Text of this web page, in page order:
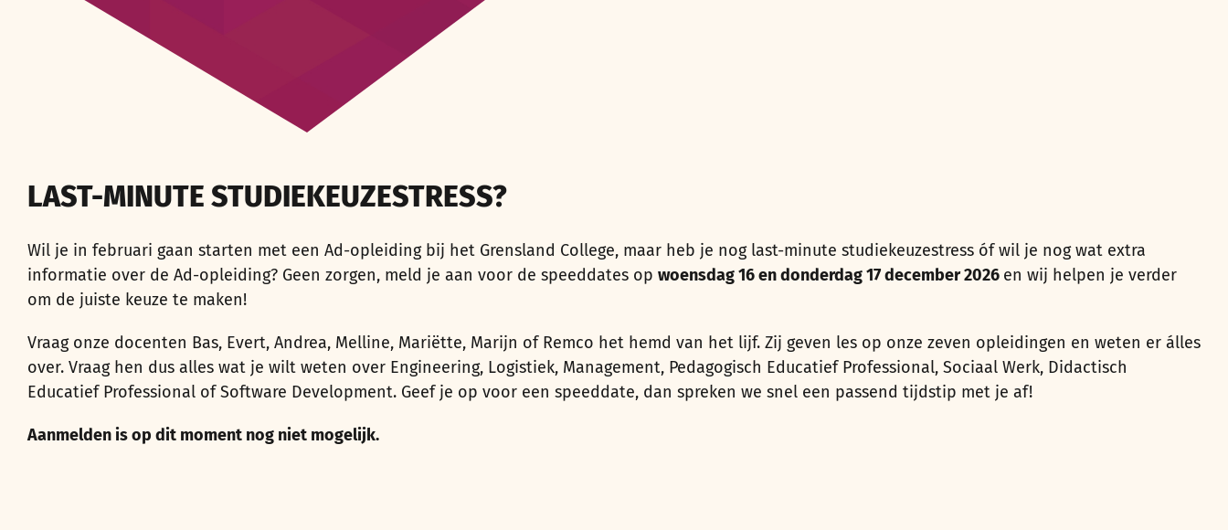
LAST-MINUTE STUDIEKEUZESTRESS?
Wil je in februari gaan starten met een Ad-opleiding bij het Grensland College, maar heb je nog last-minute studiekeuzestress óf wil je nog wat extra
informatie over de Ad-opleiding? Geen zorgen, meld je aan voor de speeddates op woensdag 16 en donderdag 17 december 2026 en wij helpen je verder
om de juiste keuze te maken!
Vraag onze docenten Bas, Evert, Andrea, Melline, Mariëtte, Marijn of Remco het hemd van het lijf. Zij geven les op onze zeven opleidingen en weten er álles
over. Vraag hen dus alles wat je wilt weten over Engineering, Logistiek, Management, Pedagogisch Educatief Professional, Sociaal Werk, Didactisch
Educatief Professional of Software Development. Geef je op voor een speeddate, dan spreken we snel een passend tijdstip met je af!
Aanmelden is op dit moment nog niet mogelijk.